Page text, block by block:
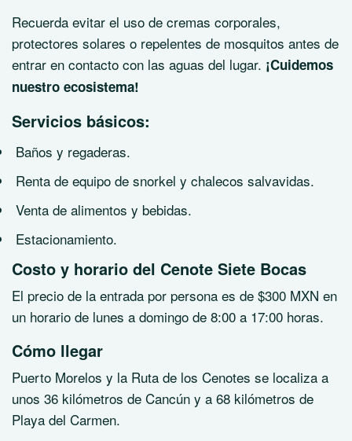
Recuerda evitar el uso de cremas corporales,
protectores solares o repelentes de mosquitos antes de
entrar en contacto con las aguas del lugar. ¡Cuidemos
nuestro ecosistema!
Servicios básicos:
Baños y regaderas.
Renta de equipo de snorkel y chalecos salvavidas.
Venta de alimentos y bebidas.
Estacionamiento.
Costo y horario del Cenote Siete Bocas
El precio de la entrada por persona es de $300 MXN en
un horario de lunes a domingo de 8:00 a 17:00 horas.
Cómo llegar
Puerto Morelos y la Ruta de los Cenotes se localiza a
unos 36 kilómetros de Cancún y a 68 kilómetros de
Playa del Carmen.